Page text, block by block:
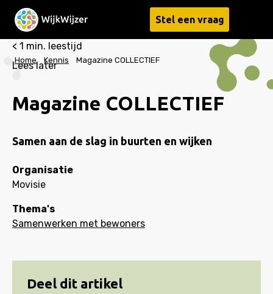
Stel een vraag
Home Kennis Magazine COLLECTIEF
< 1 min. leestijd
Lees later
Magazine COLLECTIEF
Samen aan de slag in buurten en wijken
Organisatie
Movisie
Thema's
Samenwerken met bewoners
Deel dit artikel